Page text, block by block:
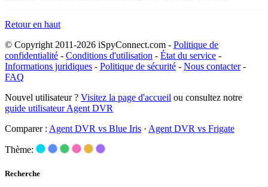
Retour en haut
© Copyright 2011-2026 iSpyConnect.com - Politique de
confidentialité - Conditions d'utilisation - État du service -
Informations juridiques - Politique de sécurité - Nous contacter-
FAQ
Nouvel utilisateur ? Visitez la page d'accueil ou consultez notre
guide utilisateur Agent DVR
Comparer : Agent DVR vs Blue Iris · Agent DVR vs Frigate
Thème:
Recherche